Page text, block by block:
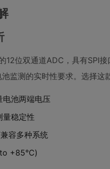
位双通道ADC，具有SPI
监测的实时性要求。选择这
电池两端电压
量稳定性
容多种系统
+85°C)